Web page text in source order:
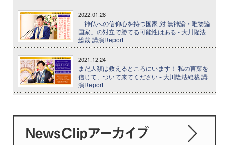
2022.01.28
「神仏への信仰心を持つ国家 対 無神論・唯物論
国家」の対立で勝てる可能性はある - 大川隆法
総裁 講演Report
2021.12.24
まだ人類は救えるところにいます！ 私の言葉を
信じて、ついて来てください - 大川隆法総裁 講
演Report